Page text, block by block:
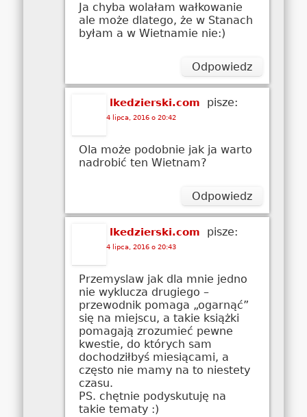
Ja chyba wolałam wałkowanie
ale może dlatego, że w Stanach
byłam a w Wietnamie nie:)
Odpowiedz
lkedzierski.com pisze:
4 lipca, 2016 o 20:42
Ola może podobnie jak ja warto
nadrobić ten Wietnam?
Odpowiedz
lkedzierski.com pisze:
4 lipca, 2016 o 20:43
Przemyslaw jak dla mnie jedno
nie wyklucza drugiego –
przewodnik pomaga „ogarnąć”
się na miejscu, a takie książki
pomagają zrozumieć pewne
kwestie, do których sam
dochodziłbyś miesiącami, a
często nie mamy na to niestety
czasu.
PS. chętnie podyskutuję na
takie tematy :)